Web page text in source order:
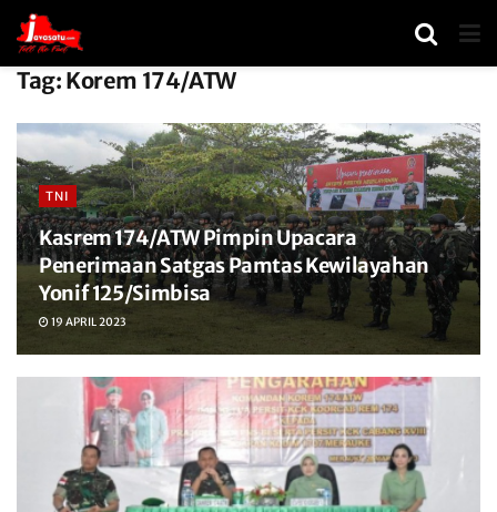
Tag: Korem 174/ATW
TNI
Kasrem 174/ATW Pimpin Upacara
Penerimaan Satgas Pamtas Kewilayahan
Yonif 125/Simbisa
19 APRIL 2023